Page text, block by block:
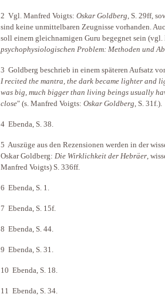
2 Vgl. Manfred Voigts: Oskar Goldberg, S. 29ff,
sind keine unmittelbaren Zeugnisse vorhanden.
soll einem gleichnamigen Guru begegnet sein
psychophysiologischen Problem: Methoden und
3 Goldberg beschrieb in einem späteren Aufsatz
I recited the mantra, the dark became lighter and
was big, much bigger than living beings usually
close" (s. Manfred Voigts: Oskar Goldberg, S. 31f.).
4 Ebenda, S. 38.
5 Auszüge aus den Rezensionen werden in der
Oskar Goldberg: Die Wirklichkeit der Hebräer,
Manfred Voigts) S. 336ff.
6 Ebenda, S. 1.
7 Ebenda, S. 15f.
8 Ebenda, S. 44.
9 Ebenda, S. 31.
10 Ebenda, S. 18.
11 Ebenda, S. 34.